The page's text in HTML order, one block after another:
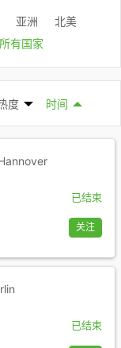
亚洲
北美
有国家
度 时间
已结束
关注
已结束